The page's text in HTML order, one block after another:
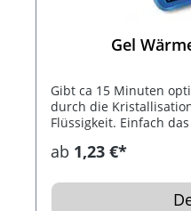
Gel
Gibt ca 15 Minuten
durch die
Flüssigkeit. Einfach
kochendes Wasser. Bis
ab 1,23 €*